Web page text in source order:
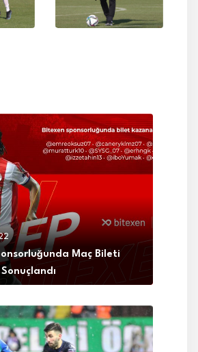
Maç Bileti